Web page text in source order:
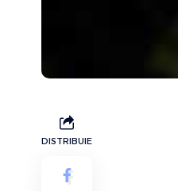
DISTRIBUIE